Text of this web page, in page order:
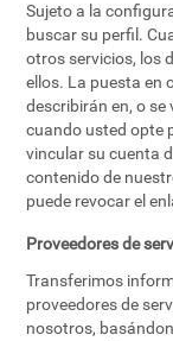
Sujeto a la
buscar su perfil.
otros servicios, los
ellos. La puesta en
describirán en, o
cuando usted opte
vincular su cuenta
contenido de
puede revocar el
Proveedores de
Transferimos
proveedores de
nosotros,